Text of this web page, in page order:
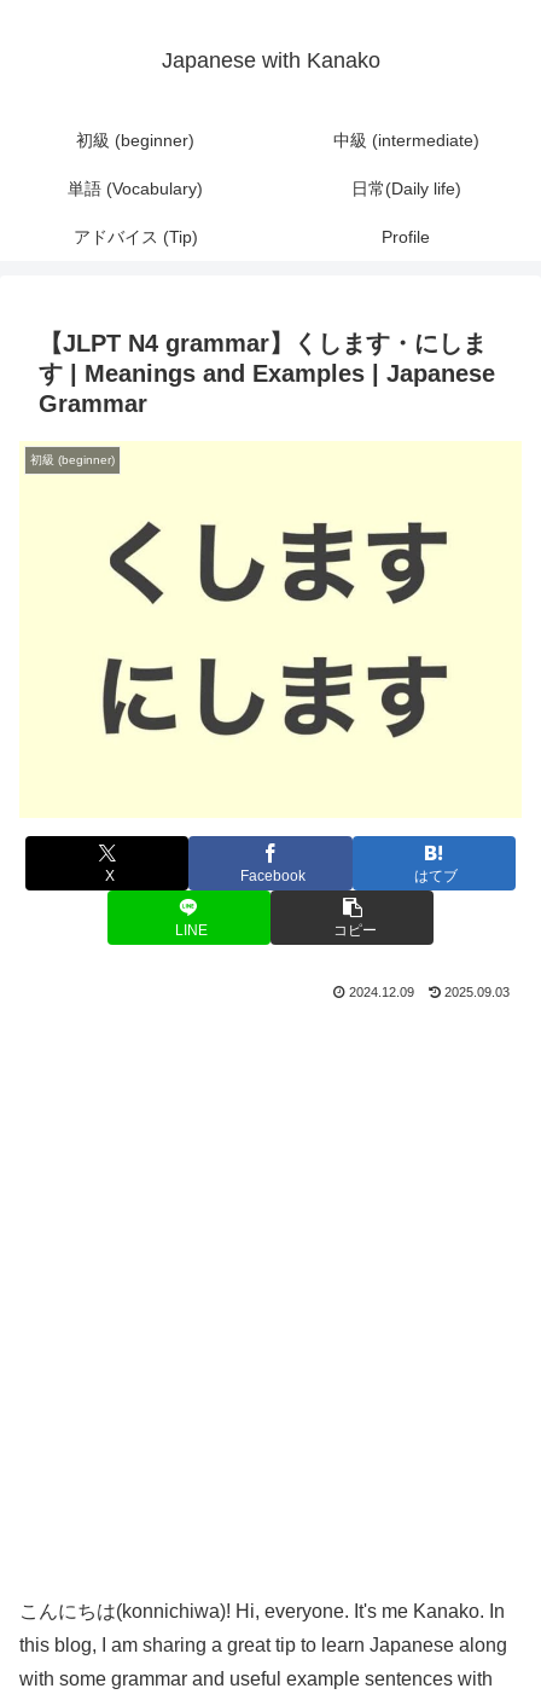
Japanese with Kanako
初級 (beginner) 中級 (intermediate)
単語 (Vocabulary) 日常(Daily life)
アドバイス (Tip) Profile
【JLPT N4 grammar】くします・にしま
す | Meanings and Examples | Japanese
Grammar
初級 (beginner)
X Facebook はてブ
LINE コピー
2024.12.09 2025.09.03
こんにちは(konnichiwa)! Hi, everyone. It's me Kanako. In
this blog, I am sharing a great tip to learn Japanese along
with some grammar and useful example sentences with